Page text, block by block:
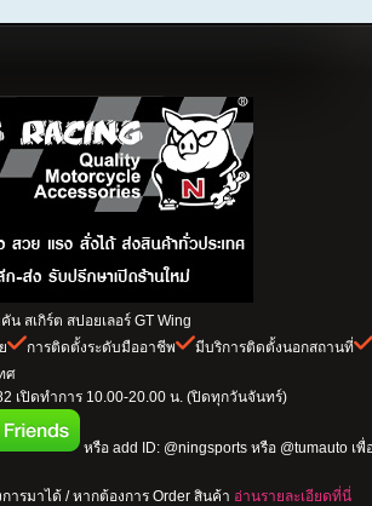
สเกิร์ต สปอยเลอร์ GT Wing
การติดตั้งระดับมืออาชีพ มีบริการติดตั้งนอกสถานที่
ศ
เปิดทำการ 10.00-20.00 น. (ปิดทุกวันจันทร์)
หรือ add ID: @ningsports หรือ @tumauto เ
รมาได้ / หากต้องการ Order สินค้า อ่านรายละเอียดที่นี่